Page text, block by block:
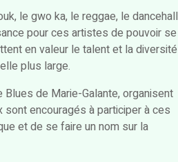
le gwo ka, le reggae, le dancehall
pour ces artistes de pouvoir se
en valeur le talent et la diversité
plus large.
de Marie-Galante, organisent
encouragés à participer à ces
et de se faire un nom sur la